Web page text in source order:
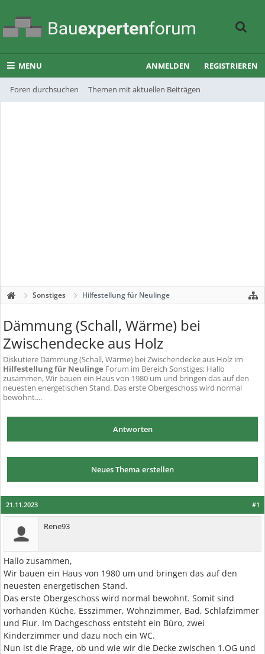
MENU
Foren durchsuchen Themen mit aktuellen Beiträgen
ANMELDEN REGISTRIEREN
Sonstiges Hilfestellung für Neulinge
Dämmung (Schall, Wärme) bei
Zwischendecke aus Holz
Diskutiere Dämmung (Schall, Wärme) bei Zwischendecke aus Holz im
Hilfestellung für Neulinge Forum im Bereich Sonstiges; Hallo
zusammen, Wir bauen ein Haus von 1980 um und bringen das auf den
neuesten energetischen Stand. Das erste Obergeschoss wird normal
bewohnt....
Antworten
Neues Thema erstellen
#1
21.11.2023
Rene93
Hallo zusammen,
Wir bauen ein Haus von 1980 um und bringen das auf den
neuesten energetischen Stand.
Das erste Obergeschoss wird normal bewohnt. Somit sind
vorhanden Küche, Esszimmer, Wohnzimmer, Bad, Schlafzimmer
und Flur. Im Dachgeschoss entsteht ein Büro, zwei
Kinderzimmer und dazu noch ein WC.
Nun ist die Frage, ob und wie wir die Decke zwischen 1.OG und